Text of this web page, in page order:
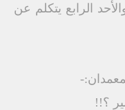
الرابع يتكلم عن
؟!!